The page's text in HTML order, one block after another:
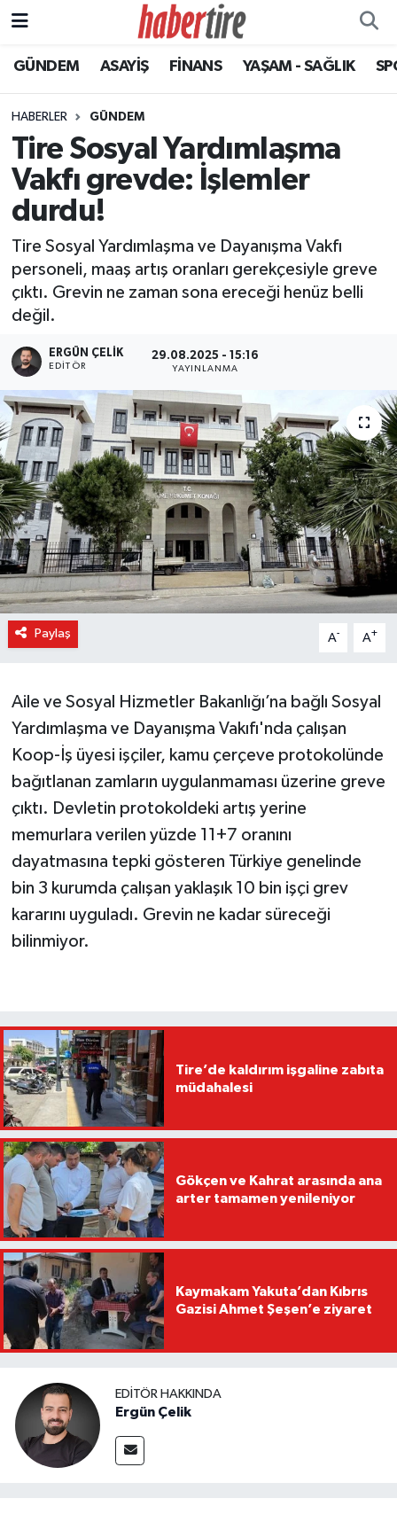
GÜNDEM ASAYİŞ FİNANS YAŞAM - SAĞLIK
HABERLER GÜNDEM
Tire Sosyal Yardımlaşma
Vakfı grevde: İşlemler
durdu!
Tire Sosyal Yardımlaşma ve Dayanışma Vakfı
personeli, maaş artış oranları gerekçesiyle greve
çıktı. Grevin ne zaman sona ereceği henüz belli
değil.
ERGÜN ÇELIK
EDITÖR
29.08.2025 - 15:16
YAYINLANMA
Paylaş A- A+
Aile ve Sosyal Hizmetler Bakanlığı’na bağlı Sosyal
Yardımlaşma ve Dayanışma Vakıfı'nda çalışan
Koop-İş üyesi işçiler, kamu çerçeve protokolünde
bağıtlanan zamların uygulanmaması üzerine greve
çıktı. Devletin protokoldeki artış yerine
memurlara verilen yüzde 11+7 oranını
dayatmasına tepki gösteren Türkiye genelinde
bin 3 kurumda çalışan yaklaşık 10 bin işçi grev
kararını uyguladı. Grevin ne kadar süreceği
bilinmiyor.
Tire’de kaldırım işgaline zabıta
müdahalesi
Gökçen ve Kahrat arasında ana
arter tamamen yenileniyor
Kaymakam Yakuta’dan Kıbrıs
Gazisi Ahmet Şeşen’e ziyaret
EDITÖR HAKKINDA
Ergün Çelik
Tire Nöbetçi Eczaneler
Tire Hava Durumu
Tire Trafik Yoğunluk Haritası
Süper Lig Puan Durumu ve Fikstür
Tüm Manşetler
Son Dakika Haberleri